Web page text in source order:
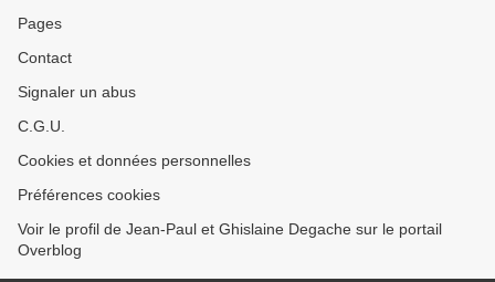
Pages
Contact
Signaler un abus
C.G.U.
Cookies et données personnelles
Préférences cookies
Voir le profil de Jean-Paul et Ghislaine Degache sur le portail
Overblog